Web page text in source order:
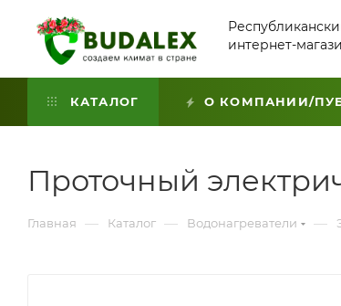
интернет-
КАТАЛОГ О КОМПАНИИ/
Проточный
Главная — Каталог — Водонагреватели —